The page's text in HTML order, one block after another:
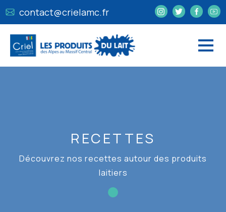
contact@crielamc.fr
RECETTES
Découvrez nos recettes autour des produits
laitiers